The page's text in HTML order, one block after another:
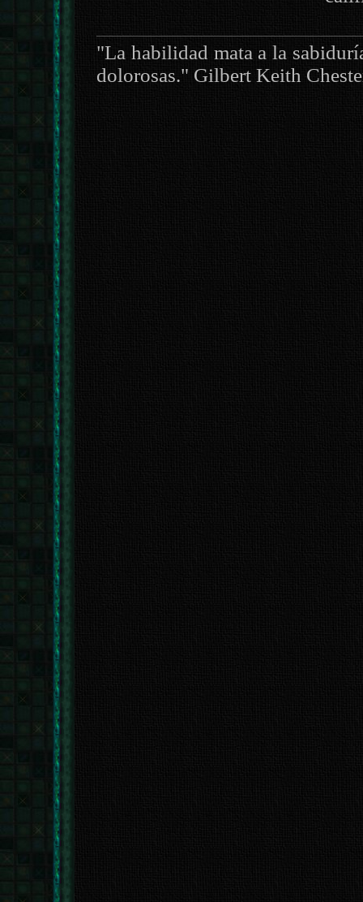
"La habilidad mata a la
dolorosas." Gilbert Keith